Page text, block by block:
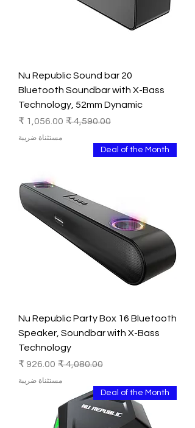
Nu Republic Sound bar 20
Bluetooth Soundbar with X-Bass
Technology, 52mm Dynamic
سعر عادي
سعر البيع
مستثناة ضريبة
Deal of the Month
Nu Republic Party Box 16 Bluetooth
Speaker, Soundbar with X-Bass
Technology
سعر عادي
سعر البيع
مستثناة ضريبة
Deal of the Month